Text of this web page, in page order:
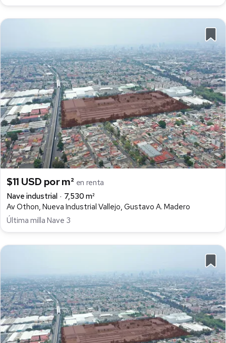
$11 USD por m² en renta
Nave industrial
7,530 m²
Av Othon, Nueva Industrial Vallejo, Gustavo A. Madero
Última milla Nave 3